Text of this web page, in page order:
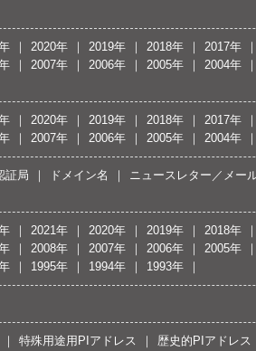
2020年 2019年 2018年 2017年
2007年 2006年 2005年 2004年
2020年 2019年 2018年 2017年
2007年 2006年 2005年 2004年
証局 ドメイン名 ニュースレター／メー
2021年 2020年 2019年 2018年
2008年 2007年 2006年 2005年
1995年 1994年 1993年
特殊用途用PIアドレス 歴史的PIアドレス